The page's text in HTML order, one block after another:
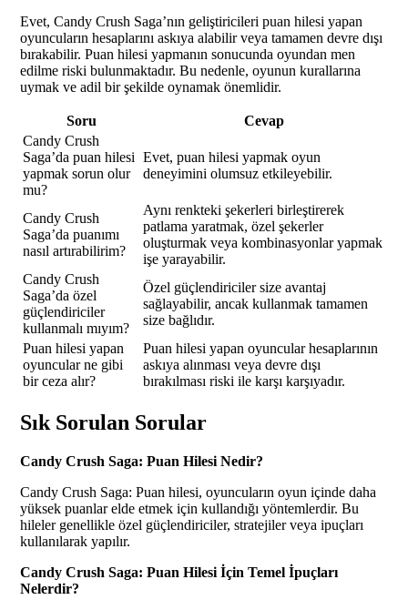
Evet, Candy Crush Saga’nın geliştiricileri puan hilesi yapan
oyuncuların hesaplarını askıya alabilir veya tamamen devre dışı
bırakabilir. Puan hilesi yapmanın sonucunda oyundan men
edilme riski bulunmaktadır. Bu nedenle, oyunun kurallarına
uymak ve adil bir şekilde oynamak önemlidir.
Soru
Cevap
Candy Crush
Saga’da puan hilesi
yapmak sorun olur
mu?
Evet, puan hilesi yapmak oyun
deneyimini olumsuz etkileyebilir.
Candy Crush
Saga’da puanımı
nasıl artırabilirim?
Aynı renkteki şekerleri birleştirerek
patlama yaratmak, özel şekerler
oluşturmak veya kombinasyonlar yapmak
işe yarayabilir.
Candy Crush
Saga’da özel
güçlendiriciler
kullanmalı mıyım?
Özel güçlendiriciler size avantaj
sağlayabilir, ancak kullanmak tamamen
size bağlıdır.
Puan hilesi yapan
oyuncular ne gibi
bir ceza alır?
Puan hilesi yapan oyuncular hesaplarının
askıya alınması veya devre dışı
bırakılması riski ile karşı karşıyadır.
Sık Sorulan Sorular
Candy Crush Saga: Puan Hilesi Nedir?
Candy Crush Saga: Puan hilesi, oyuncuların oyun içinde daha
yüksek puanlar elde etmek için kullandığı yöntemlerdir. Bu
hileler genellikle özel güçlendiriciler, stratejiler veya ipuçları
kullanılarak yapılır.
Candy Crush Saga: Puan Hilesi İçin Temel İpuçları
Nelerdir?